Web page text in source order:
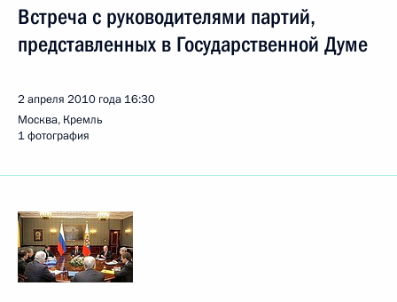
Встреча с руководителями партий,
представленных в Государственной Думе
2 апреля 2010 года 16:30
Москва, Кремль
1 фотография